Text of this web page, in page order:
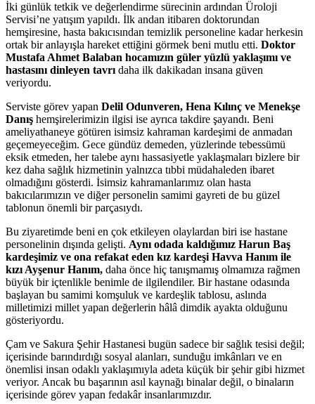
İki günlük tetkik ve değerlendirme sürecinin ardından Üroloji
Servisi’ne yatışım yapıldı. İlk andan itibaren doktorundan
hemşiresine, hasta bakıcısından temizlik personeline kadar herkesin
ortak bir anlayışla hareket ettiğini görmek beni mutlu etti. Doktor
Mustafa Ahmet Balaban hocamızın güler yüzlü yaklaşımı ve
hastasını dinleyen tavrı daha ilk dakikadan insana güven
veriyordu.
Serviste görev yapan Delil Odunveren, Hena Kılınç ve Menekşe
Danış hemşirelerimizin ilgisi ise ayrıca takdire şayandı. Beni
ameliyathaneye götüren isimsiz kahraman kardeşimi de anmadan
geçemeyeceğim. Gece gündüz demeden, yüzlerinde tebessümü
eksik etmeden, her talebe aynı hassasiyetle yaklaşmaları bizlere bir
kez daha sağlık hizmetinin yalnızca tıbbi müdahaleden ibaret
olmadığını gösterdi. İsimsiz kahramanlarımız olan hasta
bakıcılarımızın ve diğer personelin samimi gayreti de bu güzel
tablonun önemli bir parçasıydı.
Bu ziyaretimde beni en çok etkileyen olaylardan biri ise hastane
personelinin dışında gelişti. Aynı odada kaldığımız Harun Baş
kardeşimiz ve ona refakat eden kız kardeşi Havva Hanım ile
kızı Ayşenur Hanım, daha önce hiç tanışmamış olmamıza rağmen
büyük bir içtenlikle benimle de ilgilendiler. Bir hastane odasında
başlayan bu samimi komşuluk ve kardeşlik tablosu, aslında
milletimizi millet yapan değerlerin hâlâ dimdik ayakta olduğunu
gösteriyordu.
Çam ve Sakura Şehir Hastanesi bugün sadece bir sağlık tesisi değil;
içerisinde barındırdığı sosyal alanları, sunduğu imkânları ve en
önemlisi insan odaklı yaklaşımıyla adeta küçük bir şehir gibi hizmet
veriyor. Ancak bu başarının asıl kaynağı binalar değil, o binaların
içerisinde görev yapan fedakâr insanlarımızdır.